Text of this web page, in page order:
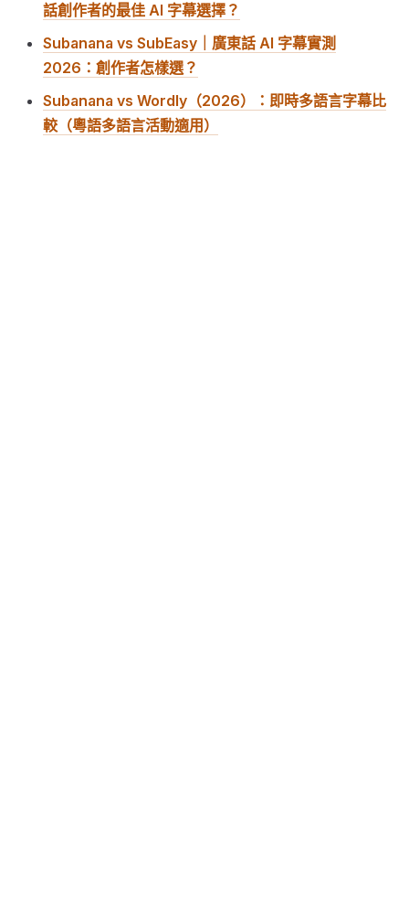
話創作者的最佳 AI 字幕選擇？
Subanana vs SubEasy｜廣東話 AI 字幕實測
2026：創作者怎樣選？
Subanana vs Wordly（2026）：即時多語言字幕比
較（粵語多語言活動適用）